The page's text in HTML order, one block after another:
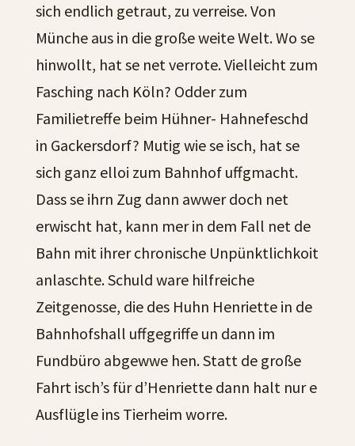
sich endlich getraut, zu verreise. Von
Münche aus in die große weite Welt. Wo se
hinwollt, hat se net verrote. Vielleicht zum
Fasching nach Köln? Odder zum
Familietreffe beim Hühner- Hahnefeschd
in Gackersdorf? Mutig wie se isch, hat se
sich ganz elloi zum Bahnhof uffgmacht.
Dass se ihrn Zug dann awwer doch net
erwischt hat, kann mer in dem Fall net de
Bahn mit ihrer chronische Unpünktlichkoit
anlaschte. Schuld ware hilfreiche
Zeitgenosse, die des Huhn Henriette in de
Bahnhofshall uffgegriffe un dann im
Fundbüro abgewwe hen. Statt de große
Fahrt isch’s für d’Henriette dann halt nur e
Ausflügle ins Tierheim worre.